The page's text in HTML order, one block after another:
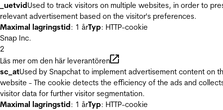
_uetvidUsed to track visitors on multiple websites, in order to
relevant advertisement based on the visitor's preferences.
Maximal lagringstid: 1 årTyp: HTTP-cookie
Snap Inc.
2
Läs mer om den här leverantören
sc_atUsed by Snapchat to implement advertisement content on
website - The cookie detects the efficiency of the ads and
visitor data for further visitor segmentation.
Maximal lagringstid: 1 årTyp: HTTP-cookie